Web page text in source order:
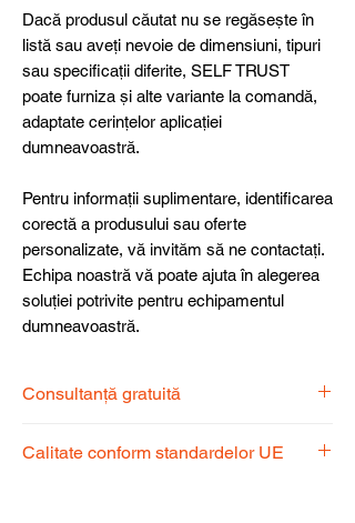
Dacă produsul căutat nu se regăsește în
listă sau aveți nevoie de dimensiuni, tipuri
sau specificații diferite, SELF TRUST
poate furniza și alte variante la comandă,
adaptate cerințelor aplicației
dumneavoastră.
Pentru informații suplimentare, identificarea
corectă a produsului sau oferte
personalizate, vă invităm să ne contactați.
Echipa noastră vă poate ajuta în alegerea
soluției potrivite pentru echipamentul
dumneavoastră.
Consultanță gratuită
dispoziție pentru a alege produsul
Calitate conform standardelor UE